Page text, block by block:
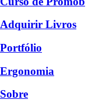
Adquirir Livros
Portfólio
Ergonomia
Sobre